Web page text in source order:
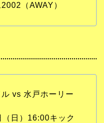
（AWAY）
vs 水戸ホーリー
日）16:00キック